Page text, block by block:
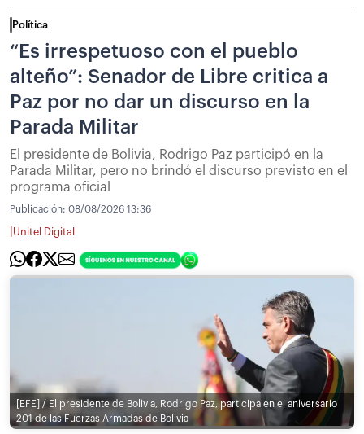
Política
“Es irrespetuoso con el pueblo
alteño”: Senador de Libre critica a
Paz por no dar un discurso en la
Parada Militar
El presidente de Bolivia, Rodrigo Paz participó en la
Parada Militar, pero no brindó el discurso previsto en el
programa oficial
Publicación: 08/08/2026 13:36
Unitel Digital
[EFE] / El presidente de Bolivia, Rodrigo Paz, participa en el aniversario
201 de las Fuerzas Armadas de Bolivia